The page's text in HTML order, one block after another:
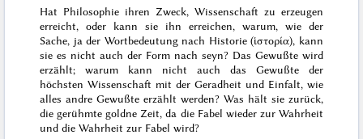
Hat Philosophie ihren Zweck, Wissenschaft zu erzeugen
erreicht, oder kann sie ihn erreichen, warum, wie der
Sache, ja der Wortbedeutung nach Historie (ἱστορία), kann
sie es nicht auch der Form nach seyn? Das Gewußte wird
erzählt; warum kann nicht auch das Gewußte der
höchsten Wissenschaft mit der Geradheit und Einfalt, wie
alles andre Gewußte erzählt werden? Was hält sie zurück,
die gerühmte goldne Zeit, da die Fabel wieder zur Wahrheit
und die Wahrheit zur Fabel wird?